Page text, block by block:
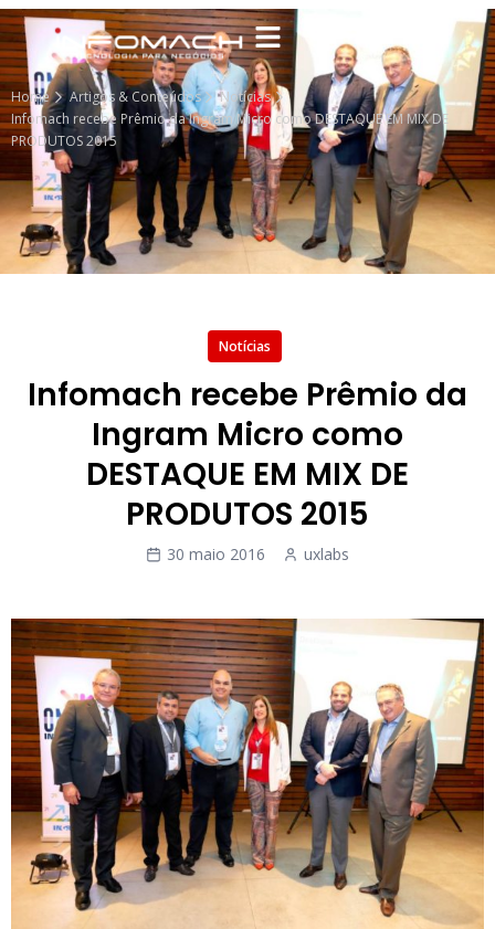
Home Artigos & Conteúdos
Notícias
Infomach recebe Prêmio da Ingram Micro como DESTAQUE EM MIX DE
PRODUTOS 2015
Notícias
Infomach recebe Prêmio da
Ingram Micro como
DESTAQUE EM MIX DE
PRODUTOS 2015
30 maio 2016 uxlabs